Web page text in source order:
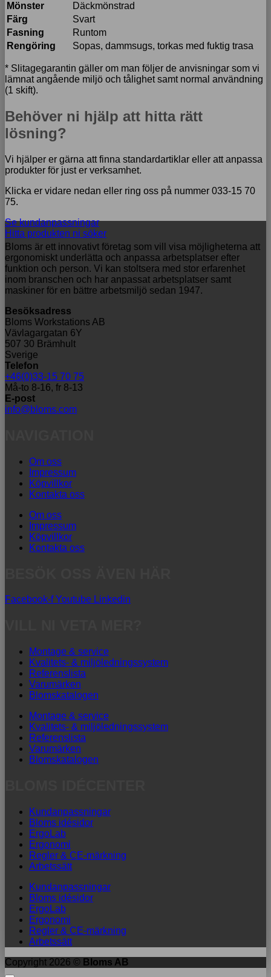
Mönster
Däckmönstrad
Färg
Svart
Fasning
Runtom
Rengöring
Sopas, dammsugs, torkas med fuktig trasa
* Slitagegarantin gäller om man följer de anvisningar som vi
lämnat angående miljö och tålighet samt normal användning
(1 skift).
Behöver ni hjälp att hitta rätt
lösning?
Vi hjälper er gärna att finna standardartiklar eller att anpassa
produkter för just er verksamhet.
Klicka er vidare nedan eller ring oss på nummer 033-15 70
75.
Se kundanpassningar
Hitta produkten ni söker
Bloms är ett innovativt företag som vill visa möjligheterna att
ergonomiskt underlätta och anpassa arbetsplatser efter
funktion och person. Vi kan stoltsera med stor erfarenhet
inom branschen och har anpassat arbetsplatser samt
maskiner för en bättre arbetsmiljö sedan 1947.
Besöksadress
Bloms Workstations AB
Vävlagargatan 6Y
507 30 Brämhult
Sverige
Telefon
+46(0)33-15 70 75
Må-to 8-16, fr 8-13
E-post
info@bloms.com
Om oss
Impressum
Köpvillkor
Kontakta oss
Om oss
Impressum
Köpvillkor
Kontakta oss
Facebook-f Youtube Linkedin
Montage & service
Kvalitets- & miljöledningssystem
Referenslista
Varumärken
Blomskatalogen
Montage & service
Kvalitets- & miljöledningssystem
Referenslista
Varumärken
Blomskatalogen
Kundanpassningar
Bloms idésidor
ErgoLab
Ergonomi
Regler & CE-märkning
Arbetssätt
Kundanpassningar
Bloms idésidor
ErgoLab
Ergonomi
Regler & CE-märkning
Arbetssätt
Copyright 2026 © Bloms AB